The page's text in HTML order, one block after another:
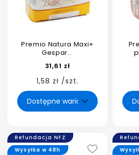
Premio Natura Maxi+
Gespar...
31,61 zł
1,58 zł /szt.
Refundacja NFZ
Wysyłka w 48h